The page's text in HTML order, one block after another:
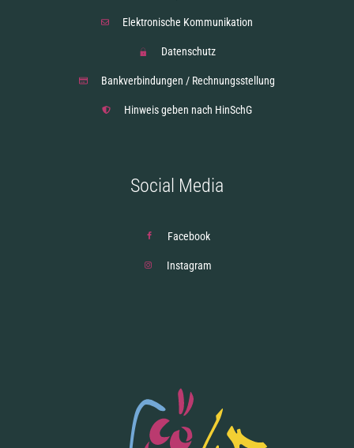
Elektronische Kommunikation
Datenschutz
Bankverbindungen / Rechnungsstellung
Hinweis geben nach HinSchG
Social Media
Facebook
Instagram